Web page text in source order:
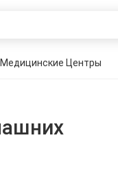
Медицинские Центры